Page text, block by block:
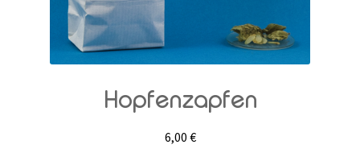
Hopfenzapfen
6,00 €